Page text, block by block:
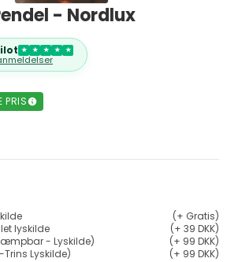
- Nordlux
★ ★ ★ ★ ★
PRIS
(+ Gratis)
lyskilde
(+ 39 DKK)
- Lyskilde)
(+ 99 DKK)
Lyskilde)
(+ 99 DKK)